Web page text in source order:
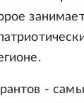
-